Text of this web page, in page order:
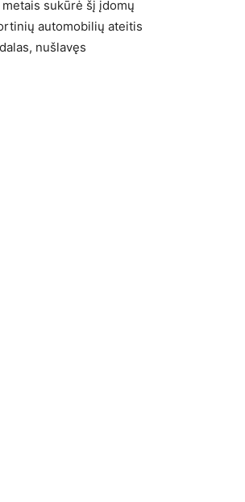
sukūrė šį įdomų
automobilių ateitis
nušlavęs